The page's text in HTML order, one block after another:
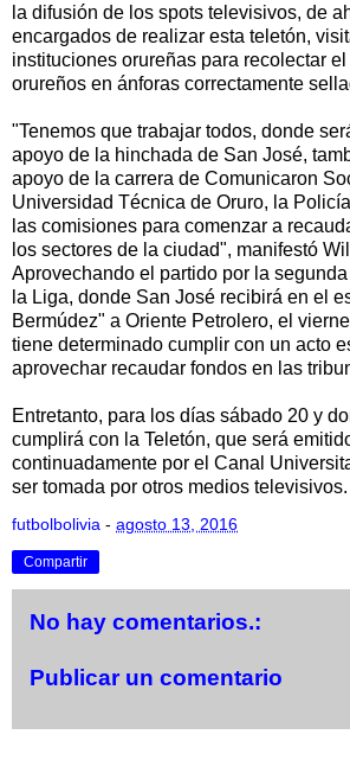
la difusión de los spots televisivos, de
encargados de realizar esta teletón,
instituciones orureñas para recolectar
orureños en ánforas correctamente
"Tenemos que trabajar todos, donde
apoyo de la hinchada de San José,
apoyo de la carrera de Comunicaron
Universidad Técnica de Oruro, la
las comisiones para comenzar a
los sectores de la ciudad", manifestó
Aprovechando el partido por la
la Liga, donde San José recibirá en el
Bermúdez" a Oriente Petrolero, el
tiene determinado cumplir con un acto
aprovechar recaudar fondos en las
Entretanto, para los días sábado 20 y
cumplirá con la Teletón, que será
continuadamente por el Canal
ser tomada por otros medios televisivos.
futbolbolivia - agosto 13, 2016
Compartir
No hay comentarios.:
Publicar un comentario